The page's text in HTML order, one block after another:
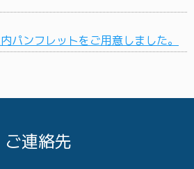
パンフレットをご用意しました。
ご連絡先